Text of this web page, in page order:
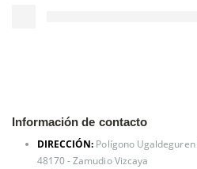
Información de contacto
DIRECCIÓN: Polígono Ugaldeguren
48170 - Zamudio Vizcaya